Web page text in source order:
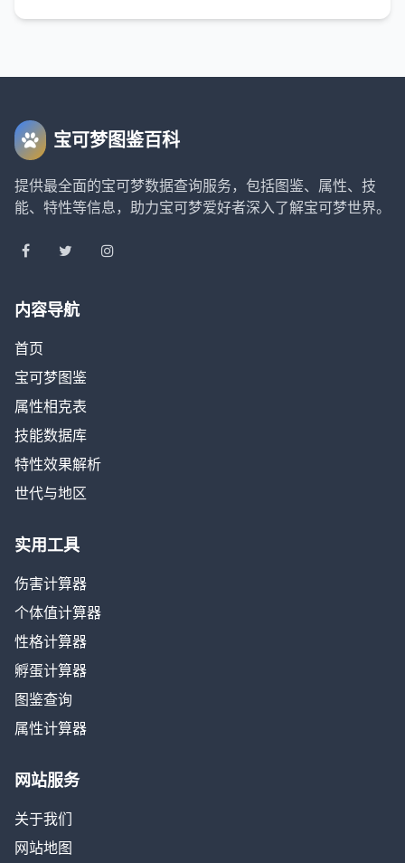
宝可梦图鉴百科
提供最全面的宝可梦数据查询服务，包括图鉴、属性、技
能、特性等信息，助力宝可梦爱好者深入了解宝可梦世界。
内容导航
首页
宝可梦图鉴
属性相克表
技能数据库
特性效果解析
世代与地区
实用工具
伤害计算器
个体值计算器
性格计算器
孵蛋计算器
图鉴查询
属性计算器
网站服务
关于我们
网站地图